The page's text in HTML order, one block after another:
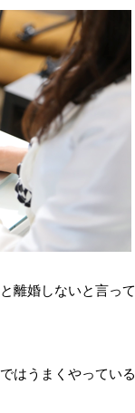
離婚しないと言っ
はうまくやってい